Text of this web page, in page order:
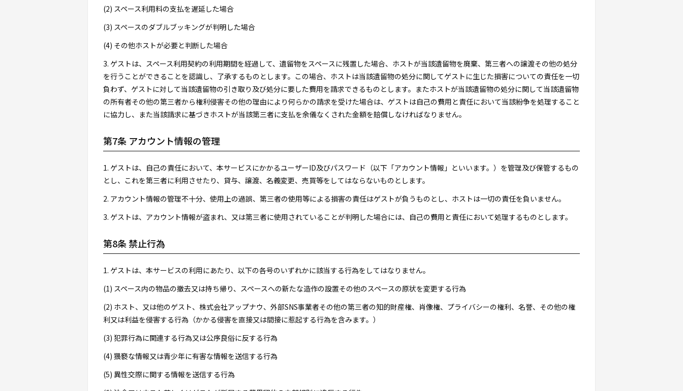
(2) スペース利用料の支払を遅延した場合
(3) スペースのダブルブッキングが判明した場合
(4) その他ホストが必要と判断した場合
3. ゲストは、スペース利用契約の利用期間を経過して、遺留物をスペースに残置した場合、ホストが当該遺留物を廃棄、第三者への譲渡その他の処分
を行うことができることを認識し、了承するものとします。この場合、ホストは当該遺留物の処分に関してゲストに生じた損害についての責任を一切
負わず、ゲストに対して当該遺留物の引き取り及び処分に要した費用を請求できるものとします。またホストが当該遺留物の処分に関して当該遺留物
の所有者その他の第三者から権利侵害その他の理由により何らかの請求を受けた場合は、ゲストは自己の費用と責任において当該紛争を処理すること
に協力し、また当該請求に基づきホストが当該第三者に支払を余儀なくされた金額を賠償しなければなりません。
第7条 アカウント情報の管理
1. ゲストは、自己の責任において、本サービスにかかるユーザーID及びパスワード（以下「アカウント情報」といいます。）を管理及び保管するもの
とし、これを第三者に利用させたり、貸与、譲渡、名義変更、売買等をしてはならないものとします。
2. アカウント情報の管理不十分、使用上の過誤、第三者の使用等による損害の責任はゲストが負うものとし、ホストは一切の責任を負いません。
3. ゲストは、アカウント情報が盗まれ、又は第三者に使用されていることが判明した場合には、自己の費用と責任において処理するものとします。
第8条 禁止行為
1. ゲストは、本サービスの利用にあたり、以下の各号のいずれかに該当する行為をしてはなりません。
(1) スペース内の物品の撤去又は持ち帰り、スペースへの新たな造作の設置その他のスペースの原状を変更する行為
(2) ホスト、又は他のゲスト、株式会社アップナウ、外部SNS事業者その他の第三者の知的財産権、肖像権、プライバシーの権利、名誉、その他の権
利又は利益を侵害する行為（かかる侵害を直接又は間接に惹起する行為を含みます。）
(3) 犯罪行為に関連する行為又は公序良俗に反する行為
(4) 猥褻な情報又は青少年に有害な情報を送信する行為
(5) 異性交際に関する情報を送信する行為